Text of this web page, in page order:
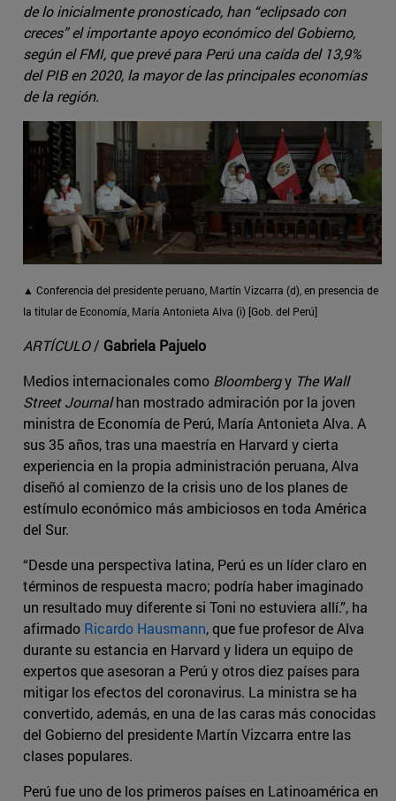
de lo inicialmente pronosticado, han “eclipsado con
creces” el importante apoyo económico del Gobierno,
según el FMI, que prevé para Perú una caída del 13,9%
del PIB en 2020, la mayor de las principales economías
de la región.
▲ Conferencia del presidente peruano, Martín Vizcarra (d), en presencia de
la titular de Economía, María Antonieta Alva (i) [Gob. del Perú]
ARTÍCULO/ Gabriela Pajuelo
Medios internacionales como Bloombergy The Wall
Street Journalhan mostrado admiración por la joven
ministra de Economía de Perú, María Antonieta Alva. A
sus 35 años, tras una maestría en Harvard y cierta
experiencia en la propia administración peruana, Alva
diseñó al comienzo de la crisis uno de los planes de
estímulo económico más ambiciosos en toda América
del Sur.
“Desde una perspectiva latina, Perú es un líder claro en
términos de respuesta macro; podría haber imaginado
un resultado muy diferente si Toni no estuviera allí.”, ha
afirmado Ricardo Hausmann, que fue profesor de Alva
durante su estancia en Harvard y lidera un equipo de
expertos que asesoran a Perú y otros diez países para
mitigar los efectos del coronavirus. La ministra se ha
convertido, además, en una de las caras más conocidas
del Gobierno del presidente Martín Vizcarra entre las
clases populares.
Perú fue uno de los primeros países en Latinoamérica en